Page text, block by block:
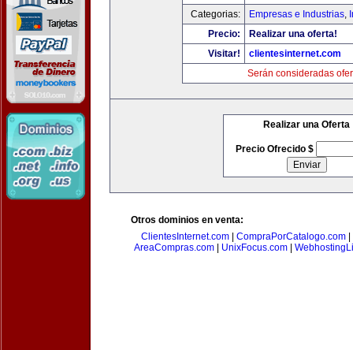
Categorias:
Empresas e Industrias,
Precio:
Realizar una oferta!
Visitar!
clientesinternet.com
Serán consideradas
Realizar una Oferta
Precio Ofrecido $
Otros dominios en venta:
ClientesInternet.com
CompraPorCatalogo.com
AreaCompras.com
UnixFocus.com